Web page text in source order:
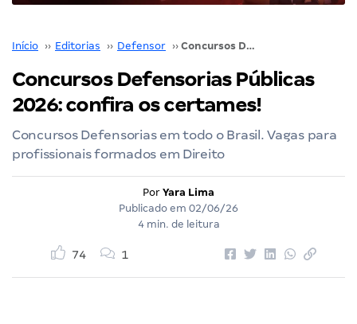
Início ›› Editorias ›› Defensor ›› Concursos Defensorias Públicas 2026: confira os certames!
Concursos Defensorias Públicas
2026: confira os certames!
Concursos Defensorias em todo o Brasil. Vagas para
profissionais formados em Direito
Por Yara Lima
Publicado em 02/06/26
4 min. de leitura
74 1